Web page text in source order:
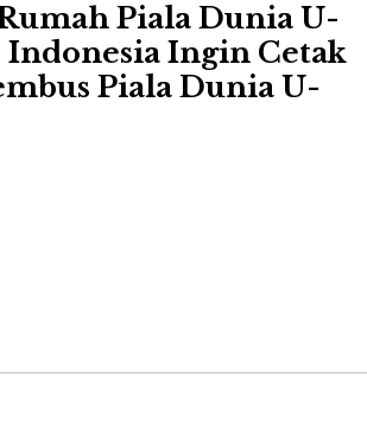
Piala Dunia U-
Indonesia Ingin Cetak
Piala Dunia U-